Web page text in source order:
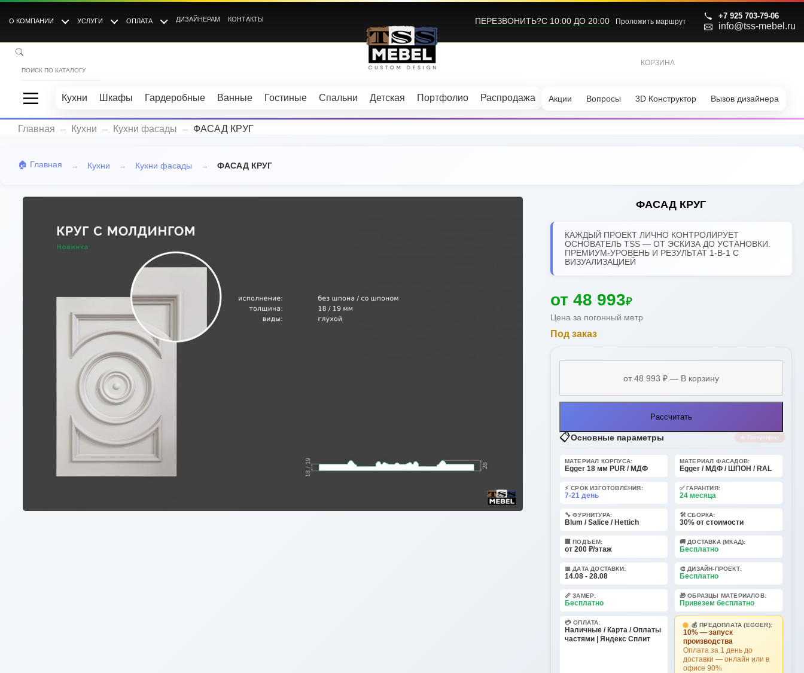
О КОМПАНИИ УСЛУГИ ОПЛАТА ДИЗАЙНЕРАМ КОНТАКТЫ ПЕРЕЗВОНИТЬ?С 10:00 ДО 20:00 Проложить маршрут
+7 925 703-79-06
info@tss-mebel.ru
КОРЗИНА
Кухни Шкафы Гардеробные Ванные Гостиные Спальни Детская Портфолио Распродажа Акции Вопросы 3D Конструктор Вызов дизайнера
Главная Кухни Кухни фасады ФАСАД КРУГ
🏠 Главная → Кухни → Кухни фасады → ФАСАД КРУГ
ФАСАД КРУГ
КАЖДЫЙ ПРОЕКТ ЛИЧНО КОНТРОЛИРУЕТ
ОСНОВАТЕЛЬ TSS — ОТ ЭСКИЗА ДО УСТАНОВКИ.
ПРЕМИУМ-УРОВЕНЬ И РЕЗУЛЬТАТ 1-В-1 С
ВИЗУАЛИЗАЦИЕЙ
от 48 993₽
Цена за погонный метр
Под заказ
Рассчитать
📋Основные параметры 🔥 Популярно
МАТЕРИАЛ КОРПУСА:
Egger 18 мм PUR / МДФ
МАТЕРИАЛ ФАСАДОВ:
Egger / МДФ / ШПОН / RAL
⚡ СРОК ИЗГОТОВЛЕНИЯ:
7-21 день
✅ ГАРАНТИЯ:
24 месяца
🔧 ФУРНИТУРА:
Blum / Salice / Hettich
🛠️ СБОРКА:
30% от стоимости
🏢 ПОДЪЕМ:
от 200 ₽/этаж
🚚 ДОСТАВКА (МКАД):
Бесплатно
📅 ДАТА ДОСТАВКИ:
14.08 - 28.08
🎨 ДИЗАЙН-ПРОЕКТ:
Бесплатно
📏 ЗАМЕР:
Бесплатно
🎁 ОБРАЗЦЫ МАТЕРИАЛОВ:
Привезем бесплатно
💳 ОПЛАТА:
Наличные / Карта / Оплаты
частями | Яндекс Сплит
💰 ПРЕДОПЛАТА (EGGER):
10% — запуск
производства
Оплата за 1 день до
доставки — онлайн или в
офисе 90%